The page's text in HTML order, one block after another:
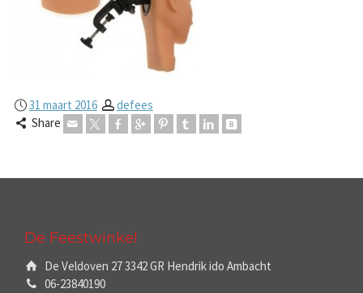
31 maart 2016
defees
Share
De Feestwinkel
De Veldoven 27 3342 GR Hendrik ido Ambacht
06-23840190